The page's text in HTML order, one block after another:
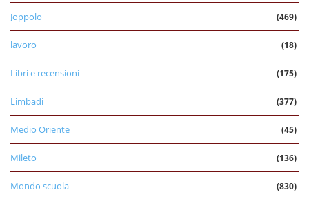
Joppolo (469)
lavoro (18)
Libri e recensioni (175)
Limbadi (377)
Medio Oriente (45)
Mileto (136)
Mondo scuola (830)